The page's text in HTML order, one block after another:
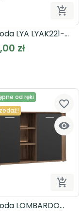

LYA LYAK221-
zł
od ręki


favorite_border
LOMBARDO